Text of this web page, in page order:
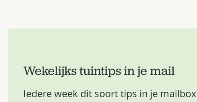
Wekelijks tuintips in je mail
Iedere week dit soort tips in je